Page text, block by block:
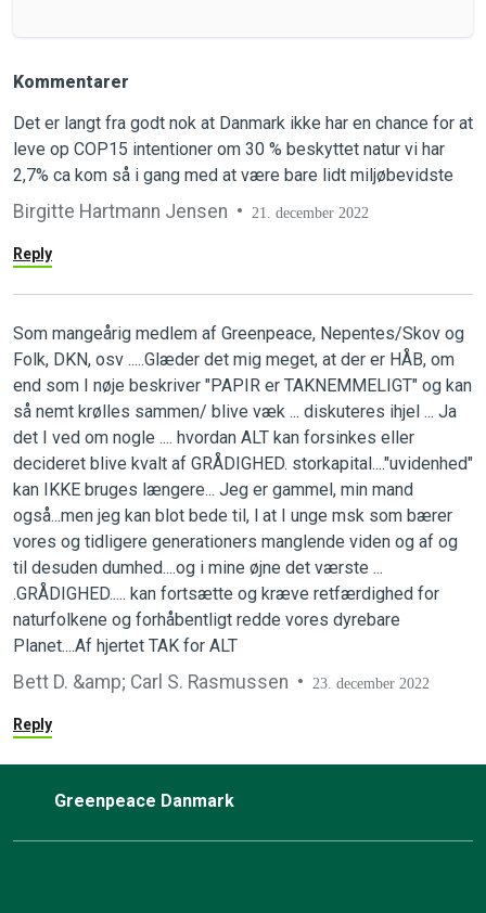
Kommentarer
Det er langt fra godt nok at Danmark ikke har en chance for at
leve op COP15 intentioner om 30 % beskyttet natur vi har
2,7% ca kom så i gang med at være bare lidt miljøbevidste
Birgitte Hartmann Jensen 21. december 2022
Reply
Som mangeårig medlem af Greenpeace, Nepentes/Skov og
Folk, DKN, osv .....Glæder det mig meget, at der er HÅB, om
end som I nøje beskriver "PAPIR er TAKNEMMELIGT" og kan
så nemt krølles sammen/ blive væk ... diskuteres ihjel ... Ja
det I ved om nogle .... hvordan ALT kan forsinkes eller
decideret blive kvalt af GRÅDIGHED. storkapital...."uvidenhed"
kan IKKE bruges længere... Jeg er gammel, min mand
også...men jeg kan blot bede til, l at I unge msk som bærer
vores og tidligere generationers manglende viden og af og
til desuden dumhed....og i mine øjne det værste ...
.GRÅDIGHED..... kan fortsætte og kræve retfærdighed for
naturfolkene og forhåbentligt redde vores dyrebare
Planet....Af hjertet TAK for ALT
Bett D. &amp; Carl S. Rasmussen 23. december 2022
Reply
Greenpeace Danmark